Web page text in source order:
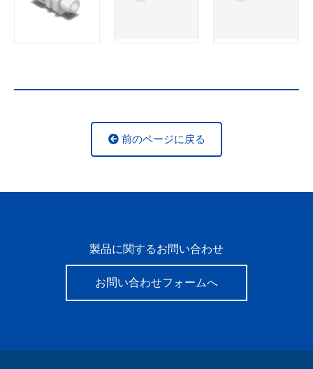
前のページに戻る
製品に関するお問い合わせ
お問い合わせフォームへ